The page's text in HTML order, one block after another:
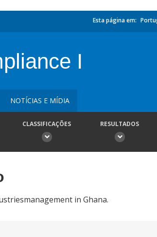
Esta página em:
I
NOTÍCIAS E MÍDIA
CLASSIFICAÇÕES RESULTADOS
in Ghana.